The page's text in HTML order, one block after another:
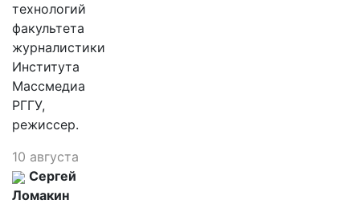
технологий
факультета
журналистики
Института
Массмедиа
РГГУ,
режиссер.
10 августа
Сергей
Ломакин